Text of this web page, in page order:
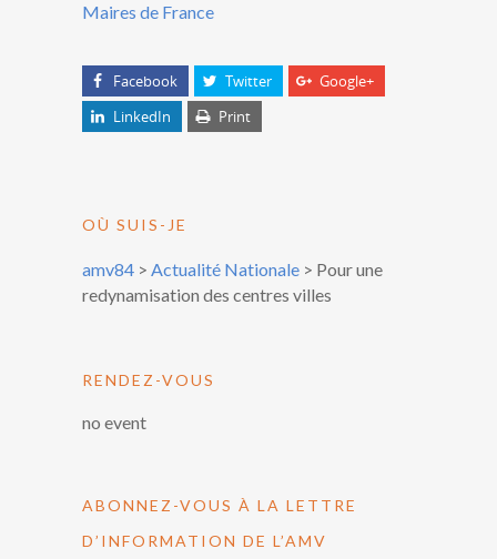
Maires de France
Facebook Twitter
Google+
LinkedIn
Print
OÙ SUIS-JE
amv84 > Actualité Nationale > Pour une
redynamisation des centres villes
RENDEZ-VOUS
no event
ABONNEZ-VOUS À LA LETTRE
D’INFORMATION DE L’AMV